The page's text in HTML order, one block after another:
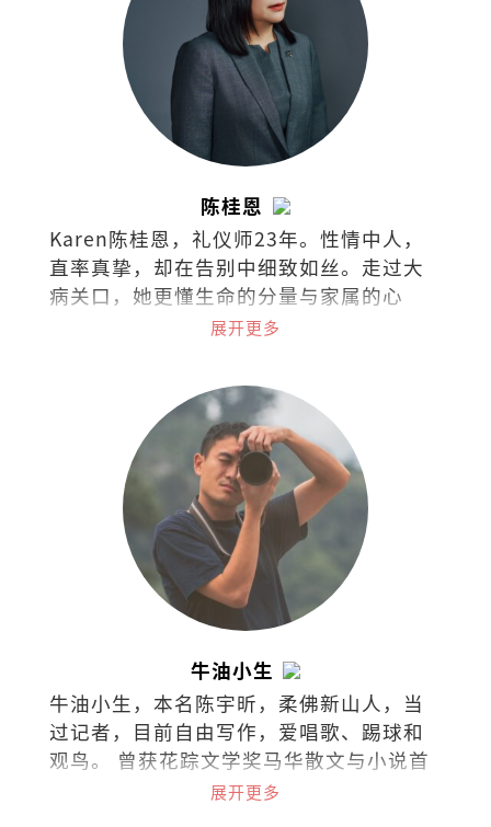
陈桂恩
Karen陈桂恩，礼仪师23年。性情中人，
直率真挚，却在告别中细致如丝。走过大
病关口，她更懂生命的分量与家属的心
事。她以专业稳住仪式的每一步，也以共
展开更多
牛油小生
牛油小生，本名陈宇昕，柔佛新山人，当
过记者，目前自由写作，爱唱歌、踢球和
观鸟。 曾获花踪文学奖马华散文与小说首
奖，台湾梁实秋文学奖散文评审奖，着有
展开更多